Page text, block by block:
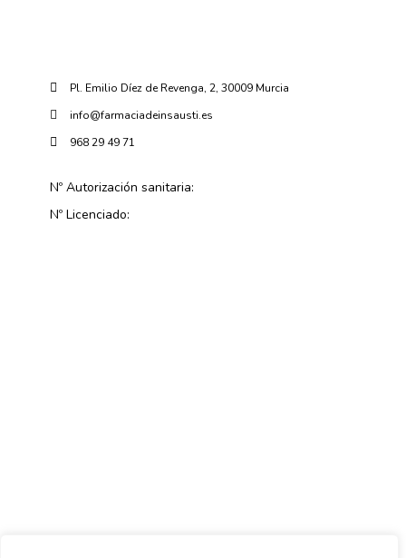
Pl. Emilio Díez de Revenga, 2, 30009 Murcia
info@farmaciadeinsausti.es
968 29 49 71
Nº Autorización sanitaria:
Nº Licenciado: